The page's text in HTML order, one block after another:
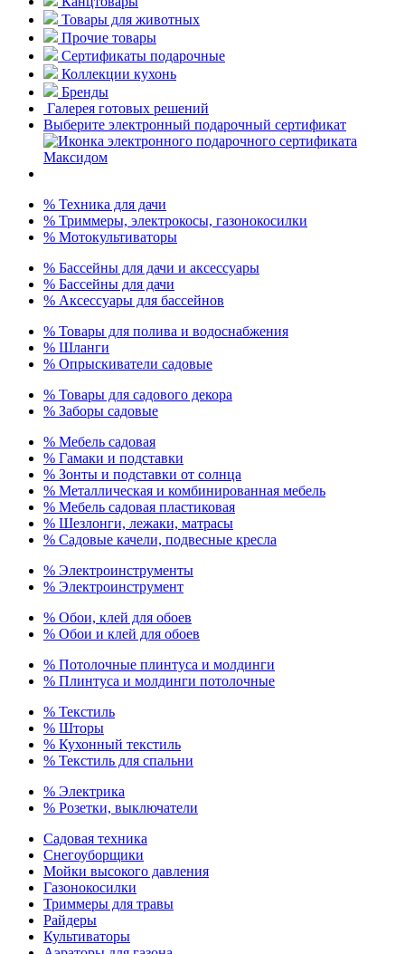
Товары для животных
Прочие товары
Сертификаты подарочные
Коллекции кухонь
Бренды
Галерея готовых решений
Выберите электронный подарочный сертификат
% Техника для дачи
% Триммеры, электрокосы, газонокосилки
% Мотокультиваторы
% Бассейны для дачи и аксессуары
% Бассейны для дачи
% Аксессуары для бассейнов
% Товары для полива и водоснабжения
% Шланги
% Опрыскиватели садовые
% Товары для садового декора
% Заборы садовые
% Мебель садовая
% Гамаки и подставки
% Зонты и подставки от солнца
% Металлическая и комбинированная мебель
% Мебель садовая пластиковая
% Шезлонги, лежаки, матрасы
% Садовые качели, подвесные кресла
% Электроинструменты
% Электроинструмент
% Обои, клей для обоев
% Обои и клей для обоев
% Потолочные плинтуса и молдинги
% Плинтуса и молдинги потолочные
% Текстиль
% Шторы
% Кухонный текстиль
% Текстиль для спальни
% Электрика
% Розетки, выключатели
Садовая техника
Снегоуборщики
Мойки высокого давления
Газонокосилки
Триммеры для травы
Райдеры
Культиваторы